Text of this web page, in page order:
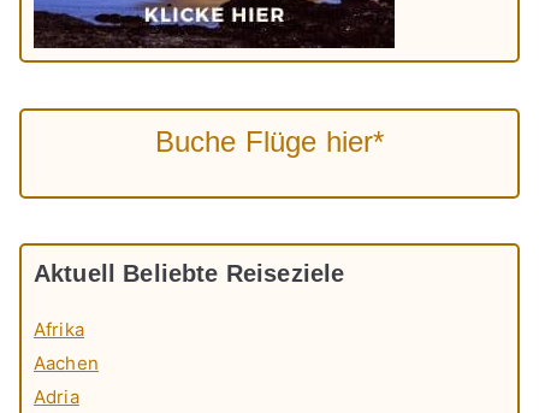
Buche Flüge hier*
Aktuell Beliebte Reiseziele
Afrika
Aachen
Adria